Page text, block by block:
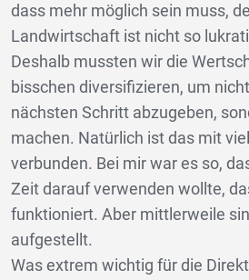
dass mehr möglich sein muss,
Landwirtschaft ist nicht so
Deshalb mussten wir die
bisschen diversifizieren, um
nächsten Schritt abzugeben,
machen. Natürlich ist das mit
verbunden. Bei mir war es so,
Zeit darauf verwenden wollte,
funktioniert. Aber mittlerweile
aufgestellt.
Was extrem wichtig für die